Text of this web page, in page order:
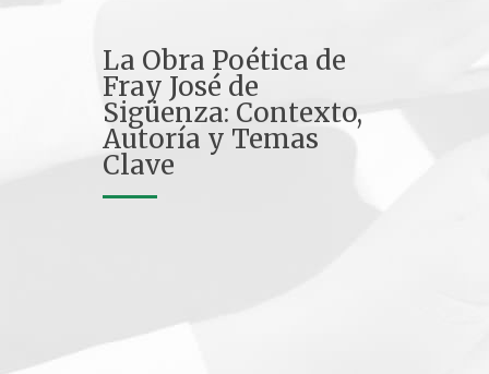
La Obra Poética de
Fray José de
Sigüenza: Contexto,
Autoría y Temas
Clave